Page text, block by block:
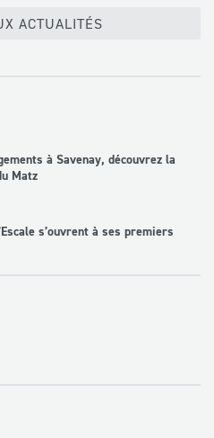
ACTUALITÉS
à Savenay, découvrez la
Matz
s’ouvrent à ses premiers